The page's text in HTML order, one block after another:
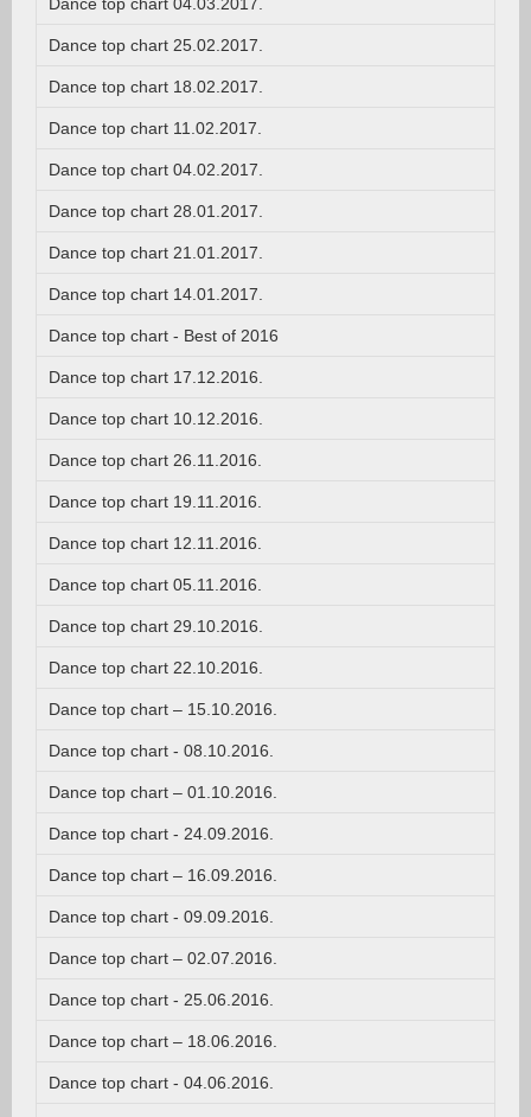
Dance top chart 25.02.2017.
Dance top chart 18.02.2017.
Dance top chart 11.02.2017.
Dance top chart 04.02.2017.
Dance top chart 28.01.2017.
Dance top chart 21.01.2017.
Dance top chart 14.01.2017.
Dance top chart - Best of 2016
Dance top chart 17.12.2016.
Dance top chart 10.12.2016.
Dance top chart 26.11.2016.
Dance top chart 19.11.2016.
Dance top chart 12.11.2016.
Dance top chart 05.11.2016.
Dance top chart 29.10.2016.
Dance top chart 22.10.2016.
Dance top chart – 15.10.2016.
Dance top chart - 08.10.2016.
Dance top chart – 01.10.2016.
Dance top chart - 24.09.2016.
Dance top chart – 16.09.2016.
Dance top chart - 09.09.2016.
Dance top chart – 02.07.2016.
Dance top chart - 25.06.2016.
Dance top chart – 18.06.2016.
Dance top chart - 04.06.2016.